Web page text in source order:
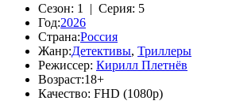
Сезон: 1 | Серия: 5
Год:2026
Страна:Россия
Жанр:Детективы, Триллеры
Режиссер: Кирилл Плетнёв
Возраст:18+
Качество: FHD (1080p)